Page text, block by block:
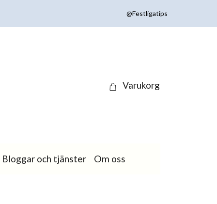
@Festligatips
Varukorg
Bloggar och tjänster Om oss